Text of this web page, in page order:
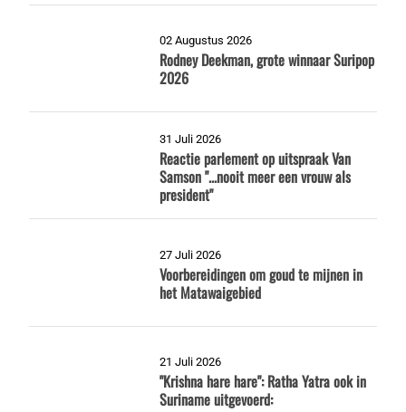
02 Augustus 2026
Rodney Deekman, grote winnaar Suripop
2026
31 Juli 2026
Reactie parlement op uitspraak Van
Samson "...nooit meer een vrouw als
president"
27 Juli 2026
Voorbereidingen om goud te mijnen in
het Matawaigebied
21 Juli 2026
"Krishna hare hare": Ratha Yatra ook in
Suriname uitgevoerd: